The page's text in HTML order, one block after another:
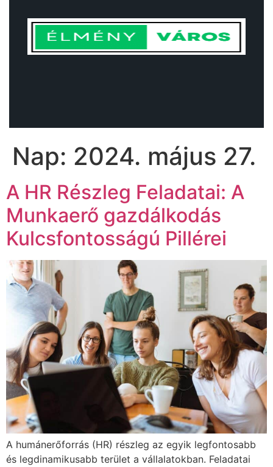
Nap: 2024. május 27.
A HR Részleg Feladatai: A
Munkaerő gazdálkodás
Kulcsfontosságú Pillérei
A humánerőforrás (HR) részleg az egyik legfontosabb
és legdinamikusabb terület a vállalatokban. Feladatai